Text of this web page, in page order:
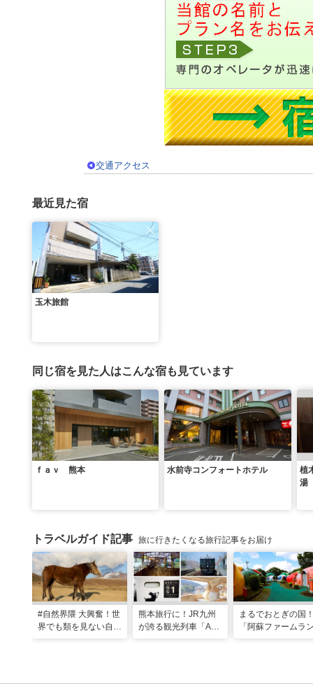
交通アクセス
最近見た宿
玉木旅館
同じ宿を見た人はこんな宿も見ています
ｆａｖ 熊本 水前寺コンフォートホテル
植
湯
トラベルガイド記事 旅に行きたくなる旅行記事をお届け
#自然界隈 大興奮！世
界でも類を見ない自然
熊本旅行に！JR九州
が誇る観光列車「A列
まるでおとぎの国
「阿蘇ファームラ